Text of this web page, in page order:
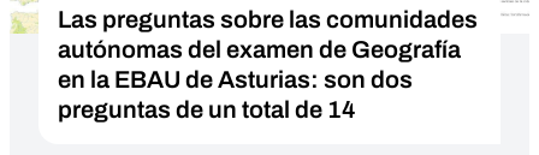
Las preguntas sobre las comunidades
autónomas del examen de Geografía
en la EBAU de Asturias: son dos
preguntas de un total de 14